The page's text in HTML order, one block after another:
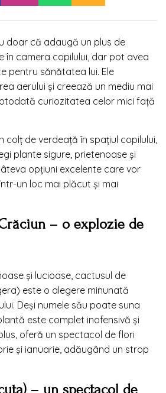
doar că adaugă un plus de
în camera copilului, dar pot avea
pentru sănătatea lui. Ele
aerului și creează un mediu mai
curiozitatea celor mici față
colț de verdeață în spațiul copilului,
plante sigure, prietenoase și
opțiuni excelente care vor
un loc mai plăcut și mai
– o explozie de
și lucioase, cactusul de
este o alegere minunată
Deși numele său poate suna
este complet inofensivă și
oferă un spectacol de flori
și ianuarie, adăugând un strop
– un spectacol de